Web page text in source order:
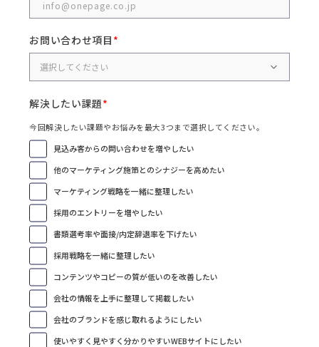
お問い合わせ項目
解決したい課題
今回解決したい課題やお悩みを最大3つまで選択してください。
見込み客からの問い合わせを増やしたい
他のマーケティング施策とのシナジーを高めたい
マーケティング戦略を一緒に整理したい
採用のエントリーを増やしたい
書類選考率や面接/内定辞退率を下げたい
採用戦略を一緒に整理したい
コンテンツやコピーの質が低いのを改善したい
会社の情報を上手に整理して掲載したい
会社のブランドを感じ取れるようにしたい
使いやすく見やすく分かりやすいWEBサイトにしたい